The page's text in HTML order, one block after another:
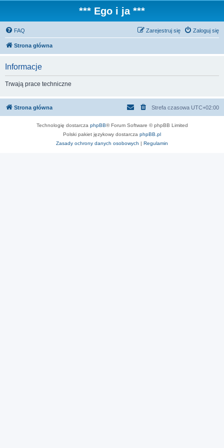
*** Ego i ja ***
FAQ Zaloguj się
Zarejestruj się
Strona główna
Informacje
Trwają prace techniczne
Strona główna Strefa czasowa UTC+02:00
Technologię dostarcza phpBB® Forum Software © phpBB Limited
Polski pakiet językowy dostarcza phpBB.pl
Zasady ochrony danych osobowych | Regulamin